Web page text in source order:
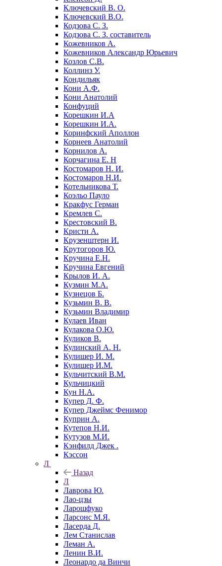
Ключевский В. О.
Ключевский В.О.
Кодзова С. З.
Кодзова С. З. составитель
Кожевников А.
Кожевников Александр Юрьевич
Козлов С.В.
Коллинз У.
Кондильяк
Кони А.Ф.
Кони Анатолий
Конфуций
Корешкин И.А
Корешкин И.А.
Коринфский Аполлон
Корнеев Анатолий
Корнилов А.
Корчагина Е. Н
Костомаров Н. И.
Костомаров Н.И.
Котельникова Т.
Коэльо Пауло
Кракфус Герман
Кремлев С.
Крестовский В.
Кристи А.
Крузенштерн И.
Крутогоров Ю.
Кручина Е.Н.
Кручина Евгений
Крылов И. А.
Кузмин М.А.
Кузнецов Б.
Кузьмин В. В.
Кузьмин Владимир
Кулаев Иван
Кулакова О.Ю.
Куликов В.
Кулинский А. Н.
Кулишер И. М.
Кулишер И.М.
Кульчитский В.М.
Кульчицкий
Кун Н.А.
Купер Д. Ф.
Купер Джеймс Фенимор
Куприн А.
Кутепов Н.И.
Кутузов М.И.
Кэнфилд Джек .
Кэссон
Л
Назад
Л
Лаврова Ю.
Лао-цзы
Ларошфуко
Ларсонс М.Я.
Ласерда Д.
Лем Станислав
Леман А.
Ленин В.И.
Леонардо да Винчи